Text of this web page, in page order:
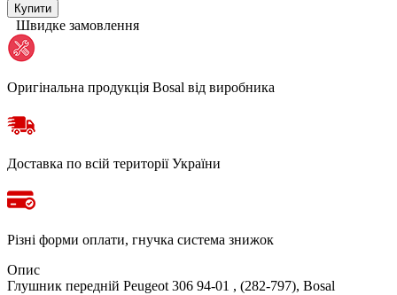
Купити
Швидке замовлення
Оригінальна продукція Bosal від виробника
Доставка по всій території України
Різні форми оплати, гнучка система знижок
Опис
Глушник передній Peugeot 306 94-01 , (282-797), Bosal